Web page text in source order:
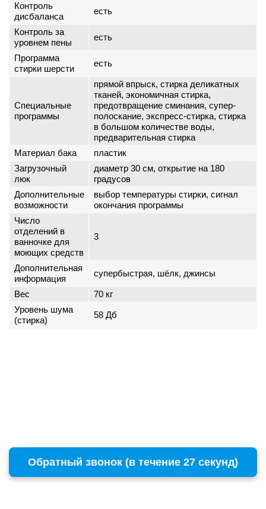
Контроль
дисбаланса
есть
Контроль за
уровнем пены
есть
Программа
стирки шерсти
есть
Специальные
программы
прямой впрыск, стирка деликатных
тканей, экономичная стирка,
предотвращение сминания, супер-
полоскание, экспресс-стирка, стирка
в большом количестве воды,
предварительная стирка
Материал бака
пластик
Загрузочный
люк
диаметр 30 см, открытие на 180
градусов
Дополнительные
возможности
выбор температуры стирки, сигнал
окончания программы
Число
отделений в
ванночке для
моющих средств
3
Дополнительная
информация
супербыстрая, шёлк, джинсы
Вес
70 кг
Уровень шума
(стирка)
58 Дб
Обратный звонок (в течение 27 секунд)